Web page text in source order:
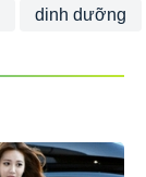
dinh dưỡng